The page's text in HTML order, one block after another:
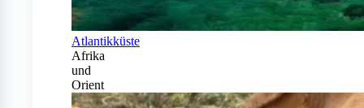
Atlantikküste
Afrika
und
Orient